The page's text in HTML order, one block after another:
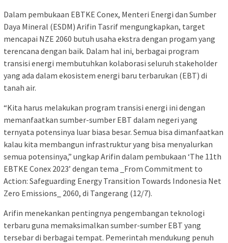
Dalam pembukaan EBTKE Conex, Menteri Energi dan Sumber
Daya Mineral (ESDM) Arifin Tasrif mengungkapkan, target
mencapai NZE 2060 butuh usaha ekstra dengan progam yang
terencana dengan baik. Dalam hal ini, berbagai program
transisi energi membutuhkan kolaborasi seluruh stakeholder
yang ada dalam ekosistem energi baru terbarukan (EBT) di
tanah air.
“Kita harus melakukan program transisi energi ini dengan
memanfaatkan sumber-sumber EBT dalam negeri yang
ternyata potensinya luar biasa besar. Semua bisa dimanfaatkan
kalau kita membangun infrastruktur yang bisa menyalurkan
semua potensinya,” ungkap Arifin dalam pembukaan ‘The 11th
EBTKE Conex 2023’ dengan tema _From Commitment to
Action: Safeguarding Energy Transition Towards Indonesia Net
Zero Emissions_ 2060, di Tangerang (12/7).
Arifin menekankan pentingnya pengembangan teknologi
terbaru guna memaksimalkan sumber-sumber EBT yang
tersebar di berbagai tempat. Pemerintah mendukung penuh